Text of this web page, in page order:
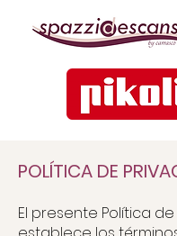
POLÍTICA DE
El presente Política